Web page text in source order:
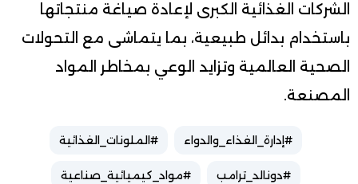
الشركات الغذائية الكبرى لإعادة صياغة منتجاتها
باستخدام بدائل طبيعية، بما يتماشى مع التحولات
الصحية العالمية وتزايد الوعي بمخاطر المواد
المصنعة.
#إدارة_الغذاء_والدواء #الملونات_الغذائية
#دونالد_ترامب #مواد_كيميائية_صناعية